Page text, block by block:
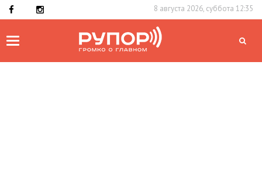
8 августа 2026, суббота 12:35
Toggle